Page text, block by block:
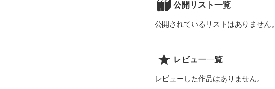
公開リスト一覧
公開されているリストはありません。
レビュー一覧
レビューした作品はありません。